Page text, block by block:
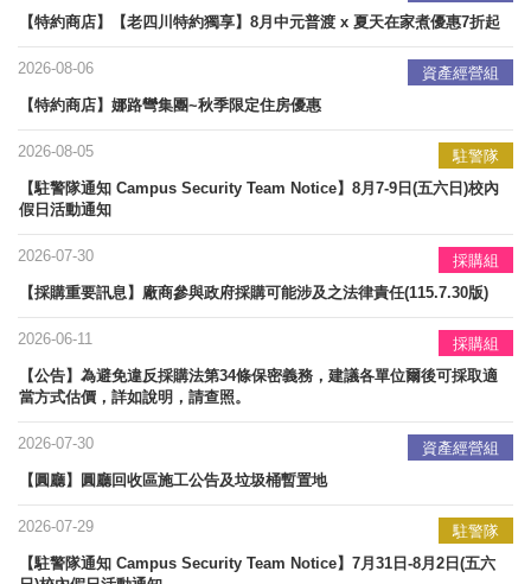
【特約商店】【老四川特約獨享】8月中元普渡 x 夏天在家煮優惠7折起
資產經營組
2026-08-06
【特約商店】娜路彎集團~秋季限定住房優惠
駐警隊
2026-08-05
【駐警隊通知 Campus Security Team Notice】8月7-9日(五六日)校內
假日活動通知
採購組
2026-07-30
【採購重要訊息】廠商參與政府採購可能涉及之法律責任(115.7.30版)
採購組
2026-06-11
【公告】為避免違反採購法第34條保密義務，建議各單位爾後可採取適
當方式估價，詳如說明，請查照。
資產經營組
2026-07-30
【圓廳】圓廳回收區施工公告及垃圾桶暫置地
駐警隊
2026-07-29
【駐警隊通知 Campus Security Team Notice】7月31日-8月2日(五六